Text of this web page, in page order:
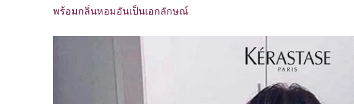
พร้อมกลิ่นหอมอันเป็นเอกลักษณ์